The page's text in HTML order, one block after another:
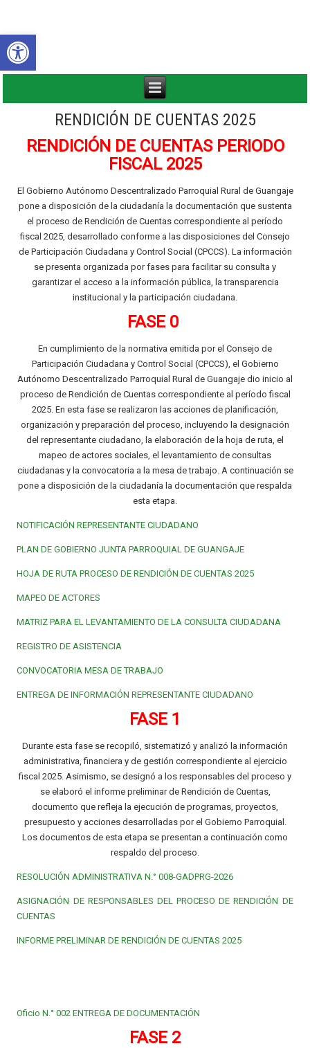
RENDICIÓN DE CUENTAS 2025
RENDICIÓN DE CUENTAS PERIODO
FISCAL 2025
El Gobierno Autónomo Descentralizado Parroquial Rural de Guangaje
pone a disposición de la ciudadanía la documentación que sustenta
el proceso de Rendición de Cuentas correspondiente al período
fiscal 2025, desarrollado conforme a las disposiciones del Consejo
de Participación Ciudadana y Control Social (CPCCS). La información
se presenta organizada por fases para facilitar su consulta y
garantizar el acceso a la información pública, la transparencia
institucional y la participación ciudadana.
FASE 0
En cumplimiento de la normativa emitida por el Consejo de
Participación Ciudadana y Control Social (CPCCS), el Gobierno
Autónomo Descentralizado Parroquial Rural de Guangaje dio inicio al
proceso de Rendición de Cuentas correspondiente al período fiscal
2025. En esta fase se realizaron las acciones de planificación,
organización y preparación del proceso, incluyendo la designación
del representante ciudadano, la elaboración de la hoja de ruta, el
mapeo de actores sociales, el levantamiento de consultas
ciudadanas y la convocatoria a la mesa de trabajo. A continuación se
pone a disposición de la ciudadanía la documentación que respalda
esta etapa.
NOTIFICACIÓN REPRESENTANTE CIUDADANO
PLAN DE GOBIERNO JUNTA PARROQUIAL DE GUANGAJE
HOJA DE RUTA PROCESO DE RENDICIÓN DE CUENTAS 2025
MAPEO DE ACTORES
MATRIZ PARA EL LEVANTAMIENTO DE LA CONSULTA CIUDADANA
REGISTRO DE ASISTENCIA
CONVOCATORIA MESA DE TRABAJO
ENTREGA DE INFORMACIÓN REPRESENTANTE CIUDADANO
FASE 1
Durante esta fase se recopiló, sistematizó y analizó la información
administrativa, financiera y de gestión correspondiente al ejercicio
fiscal 2025. Asimismo, se designó a los responsables del proceso y
se elaboró el informe preliminar de Rendición de Cuentas,
documento que refleja la ejecución de programas, proyectos,
presupuesto y acciones desarrolladas por el Gobierno Parroquial.
Los documentos de esta etapa se presentan a continuación como
respaldo del proceso.
RESOLUCIÓN ADMINISTRATIVA N.° 008-GADPRG-2026
ASIGNACIÓN DE RESPONSABLES DEL PROCESO DE RENDICIÓN DE
CUENTAS
INFORME PRELIMINAR DE RENDICIÓN DE CUENTAS 2025
Oficio N.° 002 ENTREGA DE DOCUMENTACIÓN
FASE 2
Abrir barra de herramientas